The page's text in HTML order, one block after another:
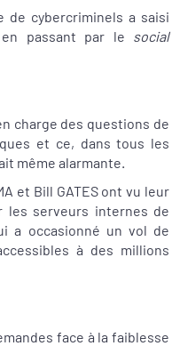
de cybercriminels a saisi
passant par le social
charge des questions de
et ce, dans tous les
même alarmante.
et Bill GATES ont vu leur
les serveurs internes de
a occasionné un vol de
à des millions
face à la faiblesse